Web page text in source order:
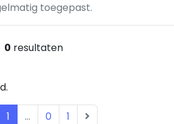
toegepast.
0 resultaten
1 ... 0 1